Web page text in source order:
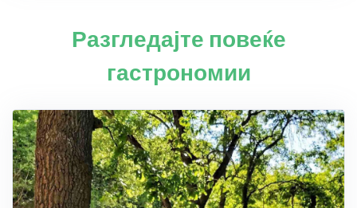
Разгледајте повеќе
гастрономии